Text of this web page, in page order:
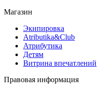
Магазин
Экипировка
Atributika&Club
Атрибутика
Детям
Витрина впечатлений
Правовая информация